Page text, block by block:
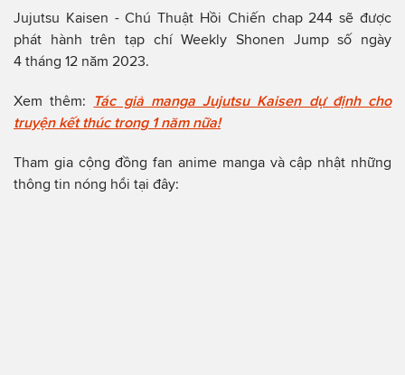
Jujutsu Kaisen - Chú Thuật Hồi Chiến chap 244 sẽ được
phát hành trên tạp chí Weekly Shonen Jump số ngày
4 tháng 12 năm 2023.
Xem thêm: Tác giả manga Jujutsu Kaisen dự định cho
truyện kết thúc trong 1 năm nữa!
Tham gia cộng đồng fan anime manga và cập nhật những
thông tin nóng hổi tại đây: